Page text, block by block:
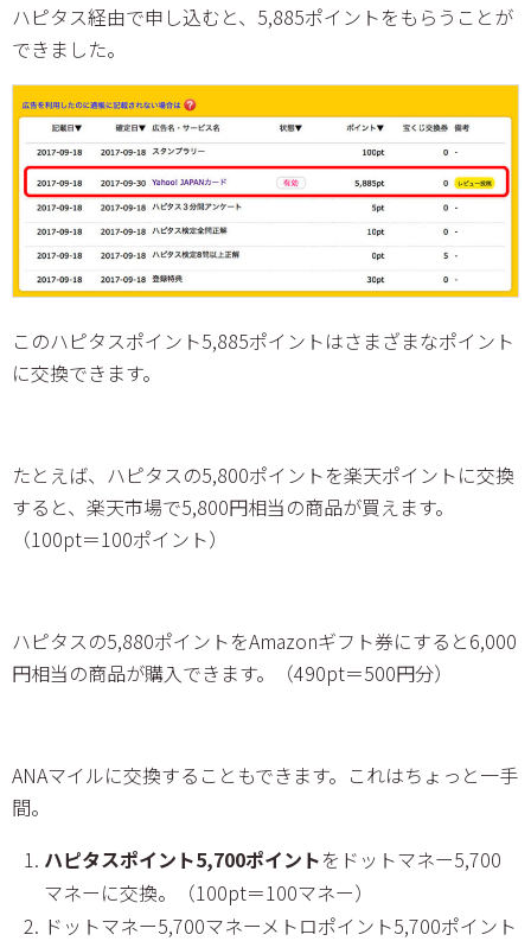
ハピタス経由で申し込むと、5,885ポイントをもらうことが
できました。
このハピタスポイント5,885ポイントはさまざまなポイント
に交換できます。
たとえば、ハピタスの5,800ポイントを楽天ポイントに交換
すると、楽天市場で5,800円相当の商品が買えます。
（100pt＝100ポイント）
ハピタスの5,880ポイントをAmazonギフト券にすると6,000
円相当の商品が購入できます。（490pt＝500円分）
ANAマイルに交換することもできます。これはちょっと一手
間。
ハピタスポイント5,700ポイントをドットマネー5,700
マネーに交換。（100pt＝100マネー）
ドットマネー5,700マネーメトロポイント5,700ポイント